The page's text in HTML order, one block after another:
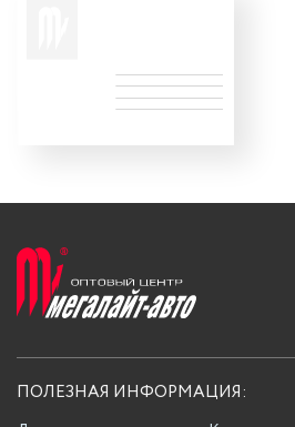
ПОЛЕЗНАЯ ИНФОРМАЦИЯ: